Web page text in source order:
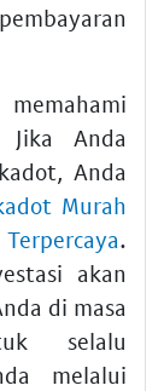
Anda
Anda
Murah
.
akan
di masa
selalu
melalui